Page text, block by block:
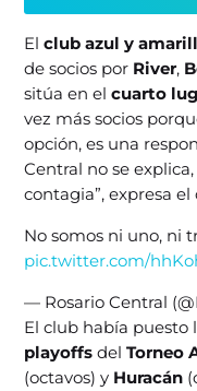
El club azul y
de socios por River,
sitúa en elcuarto
vez más socios
opción, es una
Central no se
contagia”, expresa
No somos ni uno, ni
pic.twitter.com/
— Rosario Central
El club había puesto
playoffs delTorneo
(octavos) y Huracán